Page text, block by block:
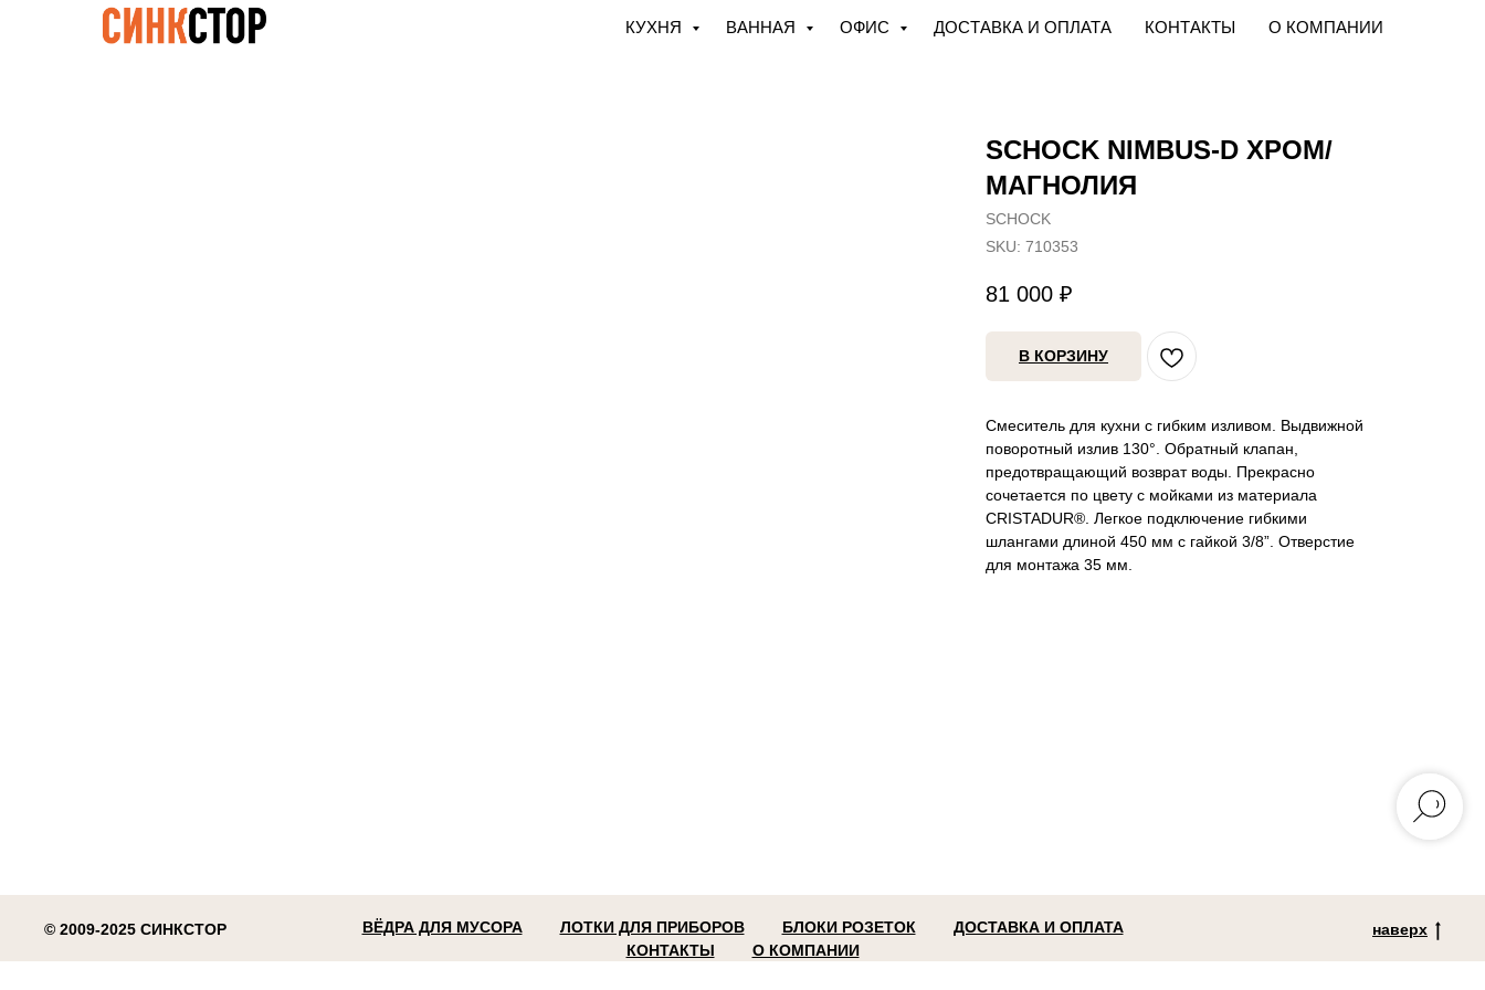
КУХНЯ ВАННАЯ ОФИС ДОСТАВКА И ОПЛАТА КОНТАКТЫ О КОМПАНИИ
SCHOCK NIMBUS-D ХРОМ/
МАГНОЛИЯ
SCHOCK
SKU: 710353
81 000 ₽
В КОРЗИНУ
Смеситель для кухни с гибким изливом. Выдвижной
поворотный излив 130°. Обратный клапан,
предотвращающий возврат воды. Прекрасно
сочетается по цвету с мойками из материала
CRISTADUR®. Легкое подключение гибкими
шлангами длиной 450 мм с гайкой 3/8”. Отверстие
для монтажа 35 мм.
© 2009-2025 СИНКСТОР ВЁДРА ДЛЯ МУСОРА ЛОТКИ ДЛЯ ПРИБОРОВ БЛОКИ РОЗЕТОК
ДОСТАВКА И ОПЛАТА
КОНТАКТЫ
О КОМПАНИИ
наверх